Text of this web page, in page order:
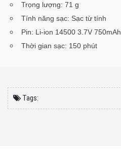
Trọng lượng: 71 g
Tính năng sạc: Sạc từ tính
Pin: Li-ion 14500 3.7V 750mAh
Thời gian sạc: 150 phút
Tags: